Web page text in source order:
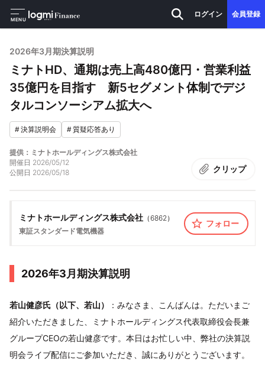
MENU
ログイン 会員登録
2026年3月期決算説明
ミナトHD、通期は売上高480億円・営業利益
35億円を目指す 新5セグメント体制でデジ
タルコンソーシアム拡大へ
#決算説明会 #質疑応答あり
提供：ミナトホールディングス株式会社
開催日 2026/05/12
公開日 2026/05/18 クリップ
ミナトホールディングス株式会社 （6862）
東証スタンダード電気機器
フォロー
2026年3月期決算説明
若山健彦氏（以下、若山）
：みなさま、こんばんは。ただいまご
紹介いただきました、ミナトホールディングス代表取締役会長兼
グループCEOの若山健彦です。本日はお忙しい中、弊社の決算説
明会ライブ配信にご参加いただき、誠にありがとうございます。